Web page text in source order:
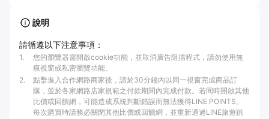
說明
請循遵以下注意事項：
1.
您的瀏覽器需開啟cookie功能，並取消廣告阻擋程式，請勿使用無
痕視窗或私密瀏覽功能。
2.
點擊進入合作網路商家後，請於30分鐘內以同一視窗完成商品訂
購，並於各家網路店家規範之付款期間內完成付款。若同時開啟其他
比價或回饋網，可能造成系統判斷錯誤而無法獲得LINE POINTS。
每次購買時請務必關閉其他比價或回饋網，並重新通過LINE旅遊跳